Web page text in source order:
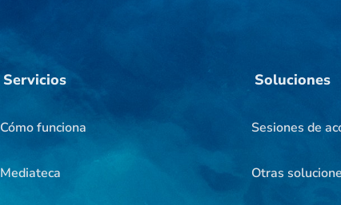
Servicios
Cómo funciona
Mediateca
Soluciones
Sesiones de
Otras